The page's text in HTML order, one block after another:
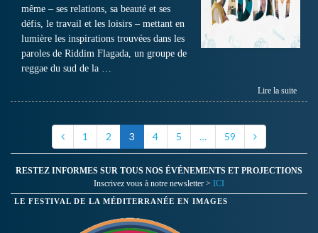
même – ses relations, sa beauté et ses
défis, le travail et les loisirs – mettant en
lumière les inspirations trouvées dans les
paroles de Riddim Flagada, un groupe de
reggae du sud de la …
Lire la suite
1 2 3 4 5 … 59
RESTEZ INFORMES SUR TOUS NOS ÉVÉNEMENTS ET PROJECTIONS
Inscrivez vous à notre newsletter > ICI
LE FESTIVAL DE LA MÉDITERRANÉE EN IMAGES